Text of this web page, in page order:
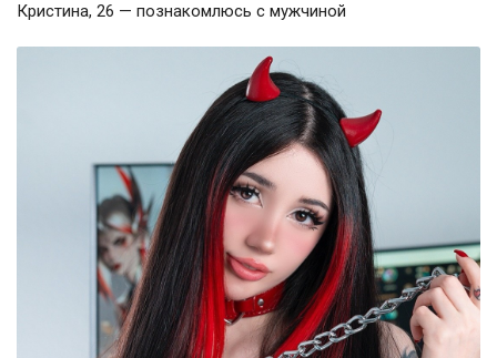
Кристина, 26 — познакомлюсь с мужчиной